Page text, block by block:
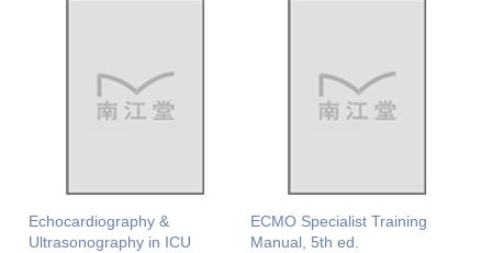
Echocardiography &
Ultrasonography in ICU
ECMO Specialist Training
Manual, 5th ed.